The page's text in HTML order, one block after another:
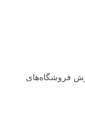
فروشگاه‌های